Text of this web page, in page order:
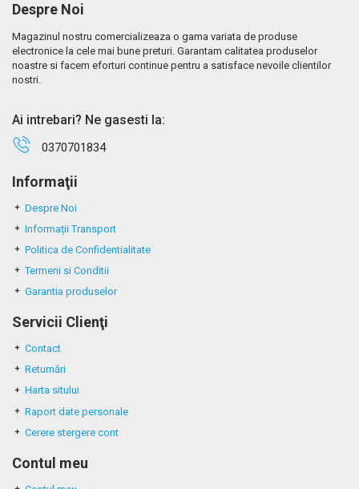
Despre Noi
Magazinul nostru comercializeaza o gama variata de produse
electronice la cele mai bune preturi. Garantam calitatea produselor
noastre si facem eforturi continue pentru a satisface nevoile clientilor
nostri.
Ai intrebari? Ne gasesti la:
0370701834
Informaţii
Despre Noi
Informații Transport
Politica de Confidentialitate
Termeni si Conditii
Garantia produselor
Servicii Clienţi
Contact
Returnări
Harta sitului
Raport date personale
Cerere stergere cont
Contul meu